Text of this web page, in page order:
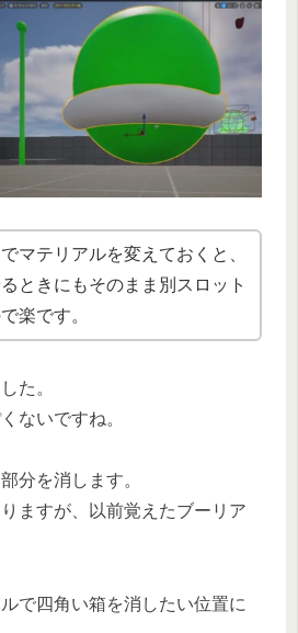
マテリアルを変えておくと、
ときにもそのまま別スロット
楽です。
た。
ないですね。
分を消します。
ますが、以前覚えたブーリア
で四角い箱を消したい位置に